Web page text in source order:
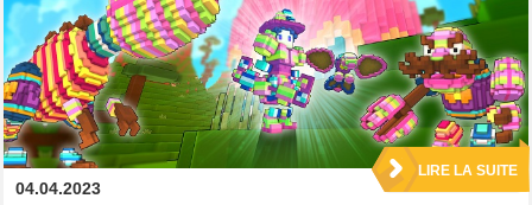
04.04.2023
LIRE LA SUITE